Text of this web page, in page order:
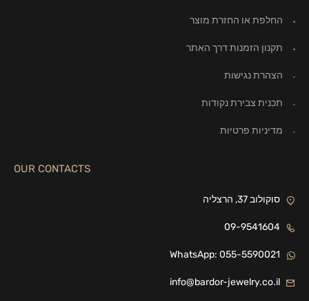
החלפת או החזרת מוצר
תקנון הזמנות דרך האתר
הצהרת נגישות
תכנית צבירת נקודות
מדיניות פרטיות
OUR CONTACTS
סוקולוב 37, הרצליה
09-9541604
WhatsApp: 055-5590021
info@bardor-jewelry.co.il